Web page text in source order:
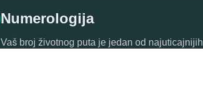
Numerologija
Vaš broj životnog puta je jedan od najuticajnijih